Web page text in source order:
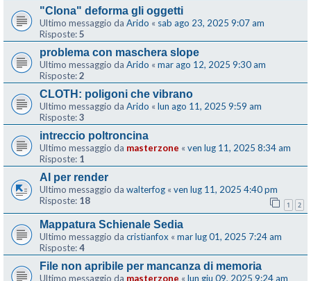
"Clona" deforma gli oggetti
Ultimo messaggio da Arido « sab ago 23, 2025 9:07 am
Risposte:5
problema con maschera slope
Ultimo messaggio da Arido « mar ago 12, 2025 9:30 am
Risposte:2
CLOTH: poligoni che vibrano
Ultimo messaggio da Arido « lun ago 11, 2025 9:59 am
Risposte:3
intreccio poltroncina
Ultimo messaggio da masterzone « ven lug 11, 2025 8:34 am
Risposte: 1
AI per render
Ultimo messaggio da walterfog « ven lug 11, 2025 4:40 pm
Risposte: 18 1 2
Mappatura Schienale Sedia
Ultimo messaggio da cristianfox « mar lug 01, 2025 7:24 am
Risposte:4
File non apribile per mancanza di memoria
Ultimo messaggio da masterzone « lun giu 09, 2025 9:24 am